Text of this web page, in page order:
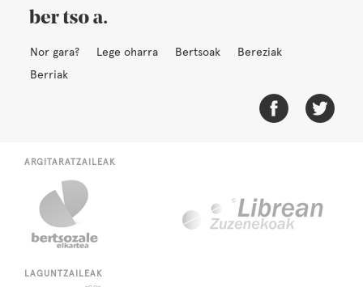
Nor gara? Lege oharra Bertsoak
Bereziak
Berriak
ARGITARATZAILEAK
LAGUNTZAILEAK